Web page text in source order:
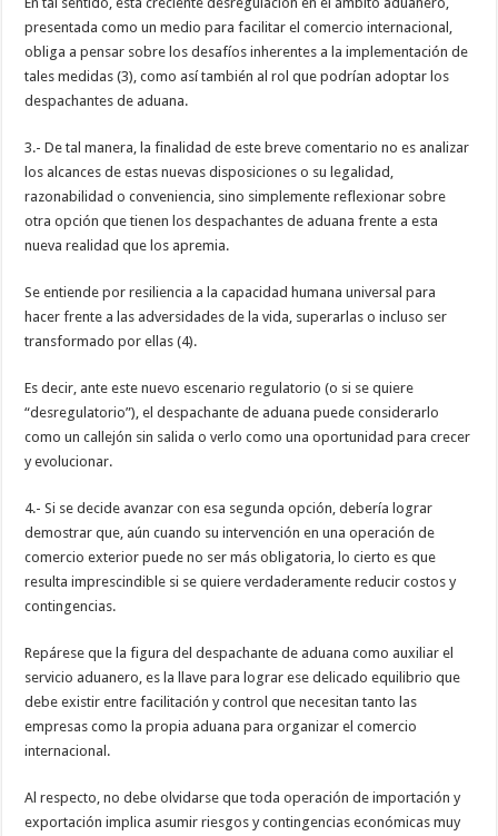
presentada como un medio para facilitar el comercio internacional,
obliga a pensar sobre los desafíos inherentes a la implementación de
tales medidas (3), como así también al rol que podrían adoptar los
despachantes de aduana.
3.- De tal manera, la finalidad de este breve comentario no es analizar
los alcances de estas nuevas disposiciones o su legalidad,
razonabilidad o conveniencia, sino simplemente reflexionar sobre
otra opción que tienen los despachantes de aduana frente a esta
nueva realidad que los apremia.
Se entiende por resiliencia a la capacidad humana universal para
hacer frente a las adversidades de la vida, superarlas o incluso ser
transformado por ellas (4).
Es decir, ante este nuevo escenario regulatorio (o si se quiere
“desregulatorio”), el despachante de aduana puede considerarlo
como un callejón sin salida o verlo como una oportunidad para crecer
y evolucionar.
4.- Si se decide avanzar con esa segunda opción, debería lograr
demostrar que, aún cuando su intervención en una operación de
comercio exterior puede no ser más obligatoria, lo cierto es que
resulta imprescindible si se quiere verdaderamente reducir costos y
contingencias.
Repárese que la figura del despachante de aduana como auxiliar el
servicio aduanero, es la llave para lograr ese delicado equilibrio que
debe existir entre facilitación y control que necesitan tanto las
empresas como la propia aduana para organizar el comercio
internacional.
Al respecto, no debe olvidarse que toda operación de importación y
exportación implica asumir riesgos y contingencias económicas muy